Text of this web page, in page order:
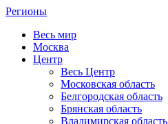
Регионы
Весь мир
Москва
Центр
Весь Центр
Московская область
Белгородская область
Брянская область
Владимирская область